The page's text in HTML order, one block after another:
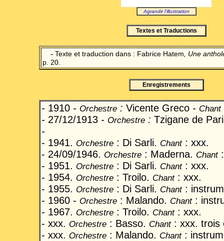
Agrandir l'illustration
Textes et Traductions
- Texte et traduction dans : Fabrice Hatem , Une
p. 20.
Enregistrements
- 1910 - Orchestre : Vicente Greco - Chant
- 27/12/1913 - Orchestre : Tzigane de
-
- 1941. Orchestre : Di Sarli. Chant: xxx.
- 24/09/1946. Orchestre : Maderna. Chant:
- 1951. Orchestre : Di Sarli. Chant: xxx.
- 1954. Orchestre : Troilo. Chant: xxx.
- 1955. Orchestre : Di Sarli. Chant:
- 1960 - Orchestre : Malando. Chant:
- 1967. Orchestre : Troilo. Chant: xxx.
- xxx. Orchestre : Basso. Chant: xxx. trois
- xxx. Orchestre : Malando. Chant: